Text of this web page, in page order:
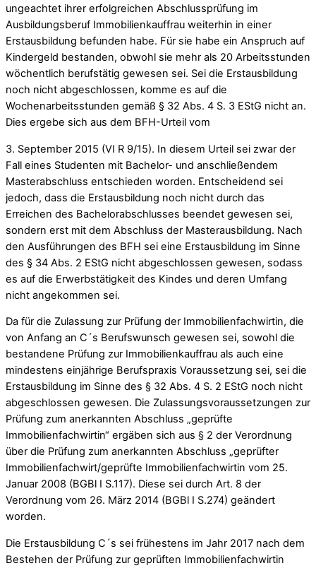
ungeachtet ihrer erfolgreichen Abschlussprüfung im
Ausbildungsberuf Immobilienkauffrau weiterhin in einer
Erstausbildung befunden habe. Für sie habe ein Anspruch auf
Kindergeld bestanden, obwohl sie mehr als 20 Arbeitsstunden
wöchentlich berufstätig gewesen sei. Sei die Erstausbildung
noch nicht abgeschlossen, komme es auf die
Wochenarbeitsstunden gemäß § 32 Abs. 4 S. 3 EStG nicht an.
Dies ergebe sich aus dem BFH-Urteil vom
3. September 2015 (VI R 9/15). In diesem Urteil sei zwar der
Fall eines Studenten mit Bachelor- und anschließendem
Masterabschluss entschieden worden. Entscheidend sei
jedoch, dass die Erstausbildung noch nicht durch das
Erreichen des Bachelorabschlusses beendet gewesen sei,
sondern erst mit dem Abschluss der Masterausbildung. Nach
den Ausführungen des BFH sei eine Erstausbildung im Sinne
des § 34 Abs. 2 EStG nicht abgeschlossen gewesen, sodass
es auf die Erwerbstätigkeit des Kindes und deren Umfang
nicht angekommen sei.
Da für die Zulassung zur Prüfung der Immobilienfachwirtin, die
von Anfang an C´s Berufswunsch gewesen sei, sowohl die
bestandene Prüfung zur Immobilienkauffrau als auch eine
mindestens einjährige Berufspraxis Voraussetzung sei, sei die
Erstausbildung im Sinne des § 32 Abs. 4 S. 2 EStG noch nicht
abgeschlossen gewesen. Die Zulassungsvoraussetzungen zur
Prüfung zum anerkannten Abschluss „geprüfte
Immobilienfachwirtin“ ergäben sich aus § 2 der Verordnung
über die Prüfung zum anerkannten Abschluss „geprüfter
Immobilienfachwirt/geprüfte Immobilienfachwirtin vom 25.
Januar 2008 (BGBl I S.117). Diese sei durch Art. 8 der
Verordnung vom 26. März 2014 (BGBl I S.274) geändert
worden.
Die Erstausbildung C´s sei frühestens im Jahr 2017 nach dem
Bestehen der Prüfung zur geprüften Immobilienfachwirtin